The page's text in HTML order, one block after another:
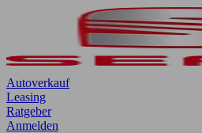
Autoverkauf
Leasing
Ratgeber
Anmelden